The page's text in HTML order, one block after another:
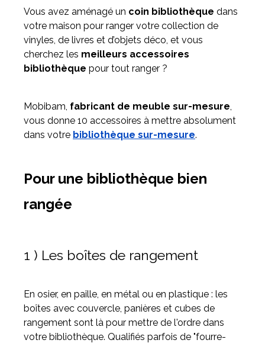
Inspirez-vous du catalogue
Vous avez aménagé un coin bibliothèque dans
votre maison pour ranger votre collection de
vinyles, de livres et d’objets déco, et vous
cherchez les meilleurs accessoires
bibliothèque pour tout ranger ?
Mobibam, fabricant de meuble sur-mesure,
vous donne 10 accessoires à mettre absolument
dans votre bibliothèque sur-mesure.
Pour une bibliothèque bien
rangée
1 ) Les boîtes de rangement
En osier, en paille, en métal ou en plastique : les
boîtes avec couvercle, panières et cubes de
rangement sont là pour mettre de l'ordre dans
votre bibliothèque. Qualifiés parfois de "fourre-